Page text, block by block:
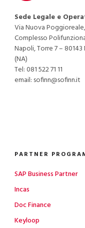
Sede Legale e
Via Nuova
Complesso
Napoli, Torre 7 –
(NA)
Tel: 081 522 71 11
email: sofinn@sofinn.it
PARTNER
SAP Business Partner
Incas
Doc Finance
Keyloop